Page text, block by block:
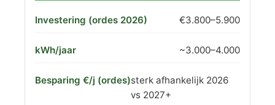
€3.800–5.900
~3.000–4.000
sterk afhankelijk 2026
vs 2027+